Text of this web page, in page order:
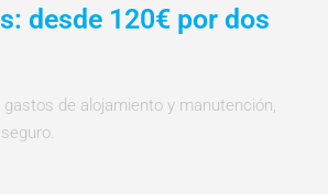
desde 120€ por dos
de alojamiento y manutención,